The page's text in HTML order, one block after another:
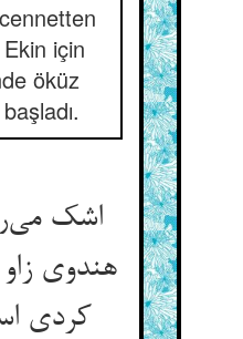
için
öküz
اشک
هندوی
کردی اسیر دم گاو